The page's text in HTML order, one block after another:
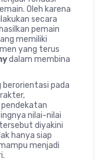
Oleh karena
secara
pemain
memiliki
yang terus
dalam membina
pada
nilai-nilai
diyakini
hanya siap
menjadi